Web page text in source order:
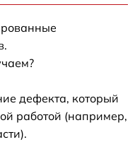
дефекта, который
работой (например,